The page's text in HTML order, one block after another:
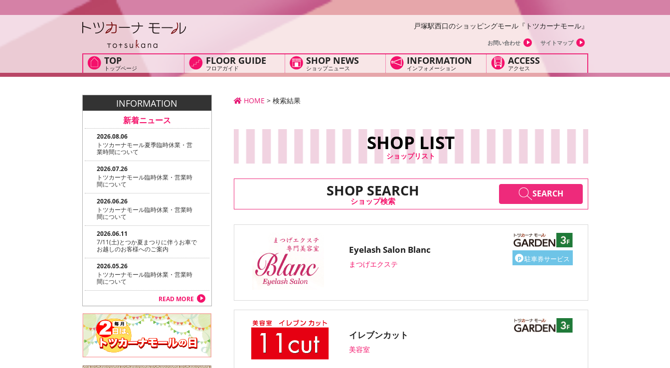
戸塚駅西口のショッピングモール『トツカーナモール』
お問い合わせ サイトマップ
TOP
トップページ
FLOOR GUIDE
フロアガイド
SHOP NEWS
ショップニュース
INFORMATION
インフォメーション
ACCESS
アクセス
HOME > 検索結果
SHOP LIST
ショップリスト
SHOP SEARCH
ショップ検索
SEARCH
Eyelash Salon Blanc
まつげエクステ
P 駐車券サービス
イレブンカット
美容室
INFORMATION
新着ニュース
2026.08.06
トツカーナモール夏季臨時休業・営
業時間について
2026.07.26
トツカーナモール臨時休業・営業時
間について
2026.06.26
トツカーナモール臨時休業・営業時
間について
2026.06.11
7/11(土)とつか夏まつりに伴うお車で
お越しのお客様へのご案内
2026.05.26
トツカーナモール臨時休業・営業時
間について
READ MORE